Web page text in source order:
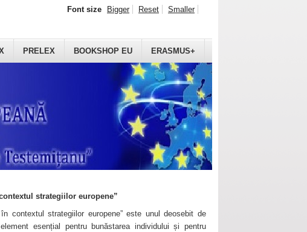
PRELEX BOOKSHOP EU ERASMUS+
Font size Bigger Reset Smaller
strategiilor europene”
contextul strategiilor europene” este unul deosebit de
esențial pentru bunăstarea individului și pentru